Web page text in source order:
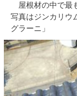
屋根材の中で最
写真はジンカリウ
グラーニ」